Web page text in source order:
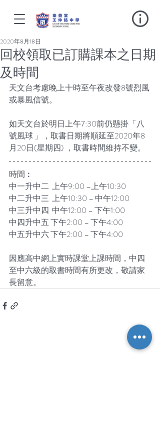
回校領取已訂購課本之日期
及時間
2020年8月18日
天文台考慮晚上十時至午夜改發8號烈風
或暴風信號。
如天文台於明日上午7:30前仍懸掛「八
號風球 」，取書日期將順延至2020年8
月20日(星期四) ，取書時間維持不變。
時間︰
中一升中二  上午9:00 –上午10:30
中二升中三  上午10:30 – 中午12:00
中三升中四  中午12:00 – 下午1:00
中四升中五 下午2:00 – 下午4:00
中五升中六 下午2:00 – 下午4:00
因應高中網上實時課堂上課時間，中四
至中六級的取書時間有所更改，敬請家
長留意。